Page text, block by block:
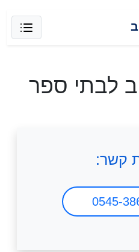
לבתי ספר
קשר: